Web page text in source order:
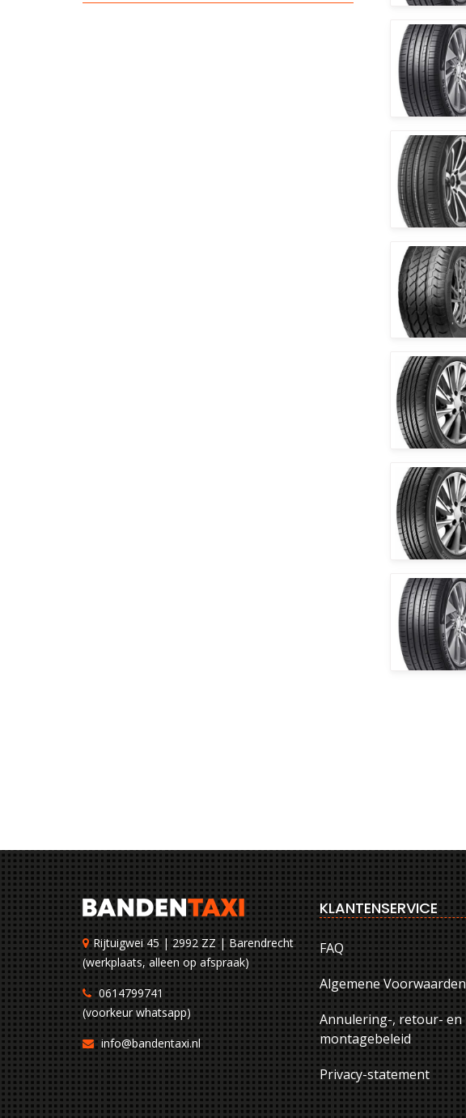
Rijtuigwei 45 | 2992 ZZ | Barendrecht
(werkplaats, alleen op afspraak)
0614799741
(voorkeur whatsapp)
info@bandentaxi.nl
KLANTENSERVICE
FAQ
Algemene Voorwaarden
Annulering-, retour- en
montagebeleid
Privacy-statement